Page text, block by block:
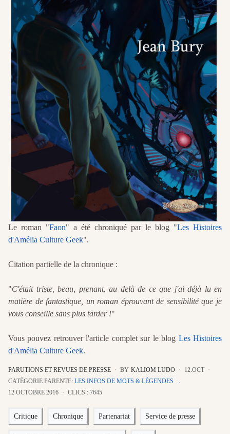
Le roman "Faon" a été chroniqué par le blog "Les Histoires
d'Amélia Culture Geek".
Citation partielle de la chronique :
"​C'était triste, beau, prenant, au delà de ce que j'ai déjà lu en
matière de fantastique, un roman éprouvant de sensibilité que je
vous conseille sans plus tarder !"
Vous pouvez retrouver l'article complet sur le blog Les Histoires
d'Amélia Culture Geek.
PARUTIONS ET REVUES DE PRESSE BY KALIOM LUDO
12.OCT
CATÉGORIE PARENTE: LES INFOS DE MOTS & LÉGENDES
12 OCTOBRE 2016
CLICS : 7645
Critique Chronique Partenariat Service de presse